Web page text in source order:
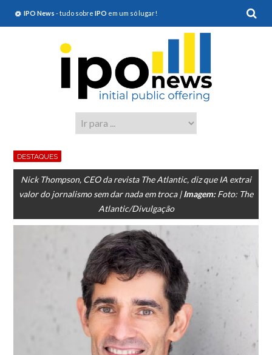
IPO News - tudo sobre IPO em um só lugar!
DESTAQUES
Nick Thompson, CEO da revista The Atlantic, diz que IA extrai
valor do jornalismo sem dar nada em troca |Imagem:Foto: The
Atlantic/Divulgação